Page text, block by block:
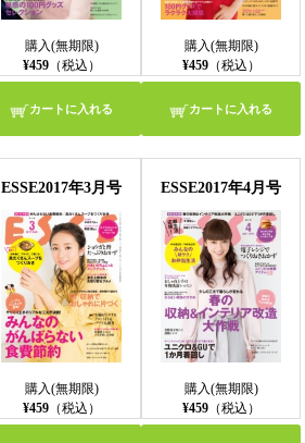
購入(無期限)
¥459（税込）
カートに入れる
購入(無期限)
¥459（税込）
カートに入れる
ESSE2017年3月号
購入(無期限)
¥459（税込）
ESSE2017年4月号
購入(無期限)
¥459（税込）